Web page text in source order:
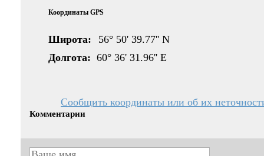
Координаты GPS
Широта:
56° 50' 39.77'' N
Долгота: 60° 36' 31.96'' E
Сообщить координаты или об их
Комментарии